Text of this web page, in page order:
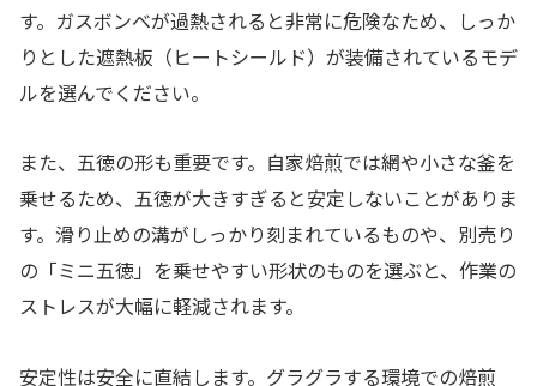
す。ガスボンベが過熱されると非常に危険なため、しっか
りとした遮熱板（ヒートシールド）が装備されているモデ
ルを選んでください。
また、五徳の形も重要です。自家焙煎では網や小さな釜を
乗せるため、五徳が大きすぎると安定しないことがありま
す。滑り止めの溝がしっかり刻まれているものや、別売り
の「ミニ五徳」を乗せやすい形状のものを選ぶと、作業の
ストレスが大幅に軽減されます。
安定性は安全に直結します。グラグラする環境での焙煎